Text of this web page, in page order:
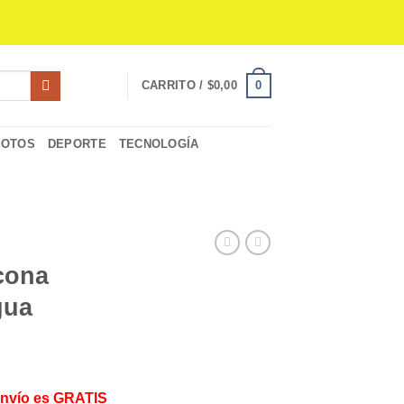
CARRITO / $0,00 0
DEPORTE TECNOLOGÍA
es GRATIS